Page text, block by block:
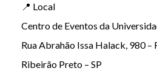
📍 Local
Centro de Eventos da
Rua Abrahão Issa Halack, 980 –
Ribeirão Preto – SP